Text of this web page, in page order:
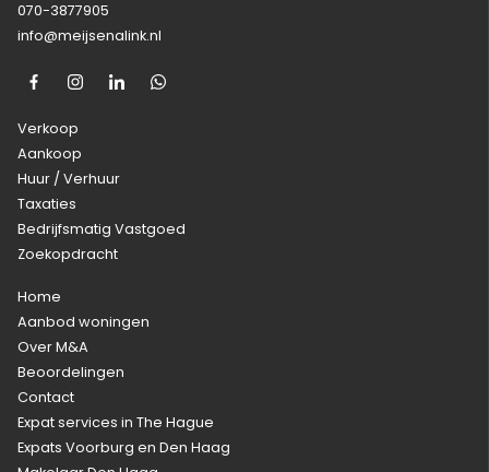
070-3877905
info@meijsenalink.nl
Verkoop
Aankoop
Huur / Verhuur
Taxaties
Bedrijfsmatig Vastgoed
Zoekopdracht
Home
Aanbod woningen
Over M&A
Beoordelingen
Contact
Expat services in The Hague
Expats Voorburg en Den Haag